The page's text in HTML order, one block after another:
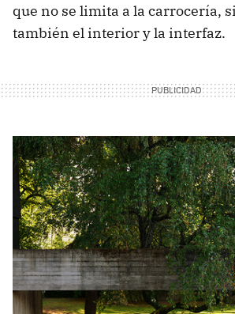
que no se limita a la carrocería,
también el interior y la interfaz.